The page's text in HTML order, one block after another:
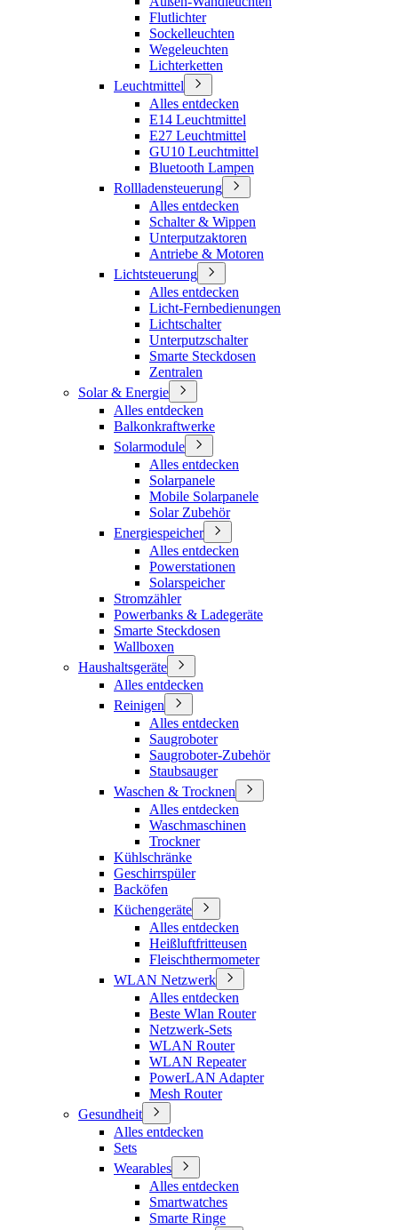
Flutlichter
Sockelleuchten
Wegeleuchten
Lichterketten
Leuchtmittel
Alles entdecken
E14 Leuchtmittel
E27 Leuchtmittel
GU10 Leuchtmittel
Bluetooth Lampen
Rollladensteuerung
Alles entdecken
Schalter & Wippen
Unterputzaktoren
Antriebe & Motoren
Lichtsteuerung
Alles entdecken
Licht-Fernbedienungen
Lichtschalter
Unterputzschalter
Smarte Steckdosen
Zentralen
Solar & Energie
Alles entdecken
Balkonkraftwerke
Solarmodule
Alles entdecken
Solarpanele
Mobile Solarpanele
Solar Zubehör
Energiespeicher
Alles entdecken
Powerstationen
Solarspeicher
Stromzähler
Powerbanks & Ladegeräte
Smarte Steckdosen
Wallboxen
Haushaltsgeräte
Alles entdecken
Reinigen
Alles entdecken
Saugroboter
Saugroboter-Zubehör
Staubsauger
Waschen & Trocknen
Alles entdecken
Waschmaschinen
Trockner
Kühlschränke
Geschirrspüler
Backöfen
Küchengeräte
Alles entdecken
Heißluftfritteusen
Fleischthermometer
WLAN Netzwerk
Alles entdecken
Beste Wlan Router
Netzwerk-Sets
WLAN Router
WLAN Repeater
PowerLAN Adapter
Mesh Router
Gesundheit
Alles entdecken
Sets
Wearables
Alles entdecken
Smartwatches
Smarte Ringe